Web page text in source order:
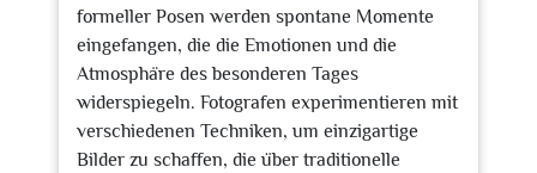
formeller Posen werden spontane Momente
eingefangen, die die Emotionen und die
Atmosphäre des besonderen Tages
widerspiegeln. Fotografen experimentieren mit
verschiedenen Techniken, um einzigartige
Bilder zu schaffen, die über traditionelle